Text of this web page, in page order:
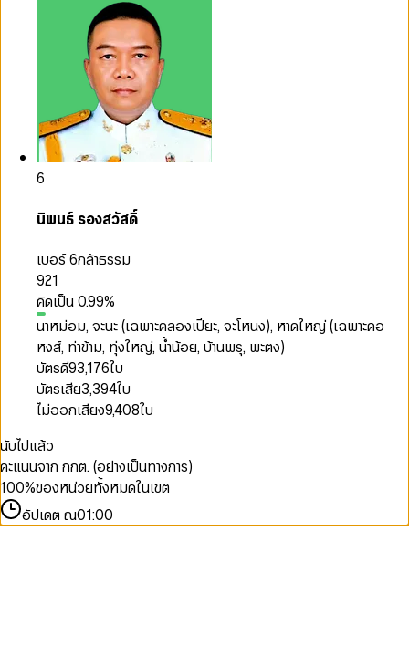
6
นิพนธ์ รองสวัสดิ์
เบอร์ 6กล้าธรรม
921
คิดเป็น0.99%
นาหม่อม, จะนะ (เฉพาะคลองเปียะ, จะโหนง), หาดใหญ่ (เฉพาะคอ
หงส์, ท่าข้าม, ทุ่งใหญ่, น้ำน้อย, บ้านพรุ, พะตง)
บัตรดี93,176ใบ
บัตรเสีย3,394ใบ
ไม่ออกเสียง9,408ใบ
นับไปแล้ว
คะแนนจาก กกต. (อย่างเป็นทางการ)
100%ของหน่วยทั้งหมดในเขต
อัปเดต ณ01:00